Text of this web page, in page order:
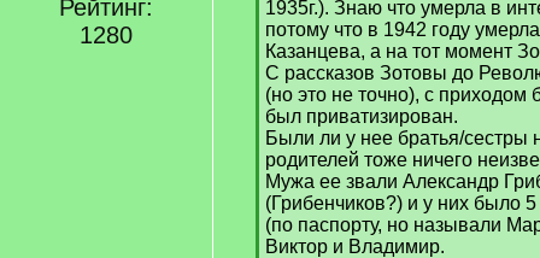
Рейтинг:
1280
1935г.). Знаю что умерла в
потому что в 1942 году
Казанцева, а на тот момент
С рассказов Зотовы до
(но это не точно), с приходом
был приватизирован.
Были ли у нее братья/сестры
родителей тоже ничего
Мужа ее звали Александр
(Грибенчиков?) и у них было
(по паспорту, но называли
Виктор и Владимир.